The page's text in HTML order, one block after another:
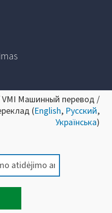
Машинный перевод /
(English, Русский,
Українська)